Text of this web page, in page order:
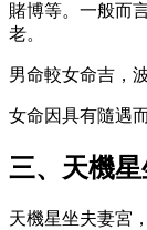
賭博等。一般而
老。
男命較女命吉，
女命因具有隨遇
三、天機
天機星坐夫妻宮